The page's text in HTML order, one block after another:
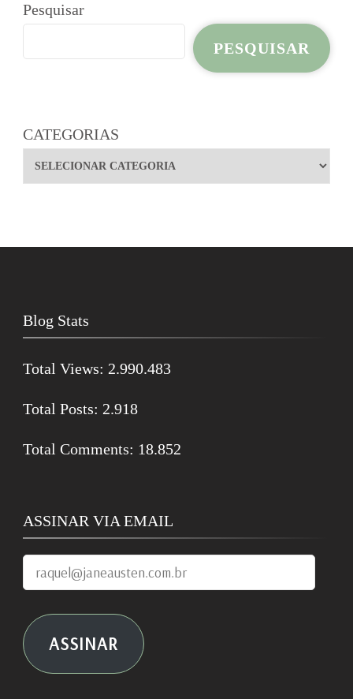
Pesquisar
PESQUISAR
CATEGORIAS
Blog Stats
Total Views: 2.990.483
Total Posts: 2.918
Total Comments: 18.852
ASSINAR VIA EMAIL
raquel@janeausten.com.br
ASSINAR